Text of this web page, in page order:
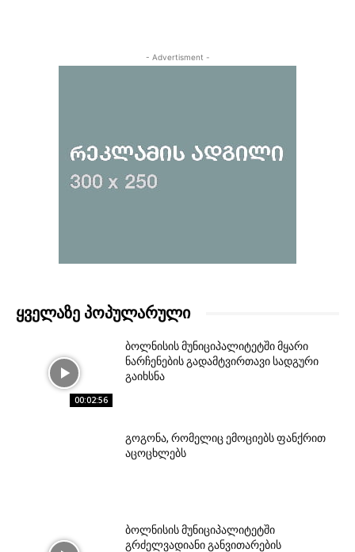
- Advertisment -
ᲧᲕᲔᲚᲐᲖᲔ ᲞᲝᲞᲣᲚᲐᲠᲣᲚᲘ
00:02:56
ბოლნისის მუნიციპალიტეტში მყარი
ნარჩენების გადამტვირთავი სადგური
გაიხსნა
გოგონა, რომელიც ემოციებს ფანქრით
აცოცხლებს
ბოლნისის მუნიციპალიტეტში
გრძელვადიანი განვითარების